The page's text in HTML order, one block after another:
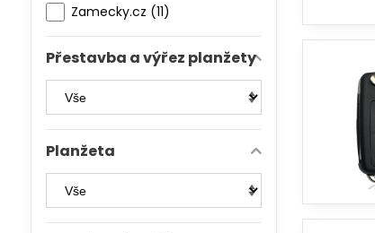
Zamecky.cz (11)
Přestavba a výřez planžety
Planžeta